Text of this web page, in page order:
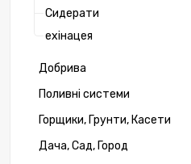
Сидерати
ехінацея
Добрива
Поливні системи
Горщики, Грунти, Касети
Дача, Сад, Город